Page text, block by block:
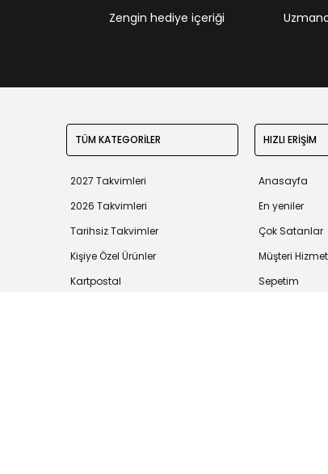
Zengin hediye içeriği
TÜM KATEGORİLER
2027 Takvimleri
2026 Takvimleri
Tarihsiz Takvimler
Kişiye Özel Ürünler
Kartpostal
HIZLI ERİŞİM
Anasayfa
En yeniler
Çok Satanlar
Müşteri
Sepetim